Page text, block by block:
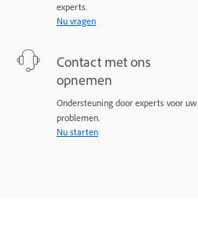
experts.
Nu vragen
Contact met ons
opnemen
Ondersteuning door experts voor uw
problemen.
Nu starten